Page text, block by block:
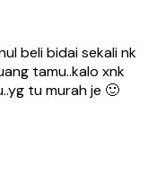
beli bidai sekali nk
tamu..kalo xnk
tu murah je 🙂